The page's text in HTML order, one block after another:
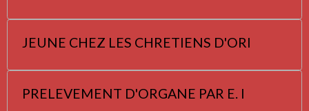
JEUNE CHEZ LES CHRETIENS D'ORI
PRELEVEMENT D'ORGANE PAR E. I